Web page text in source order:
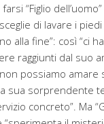
“Figlio
di lavare i
alla fine”: così “ci
raggiunti dal suo
possiamo amare
sua sorprendente
concreto”. Ma